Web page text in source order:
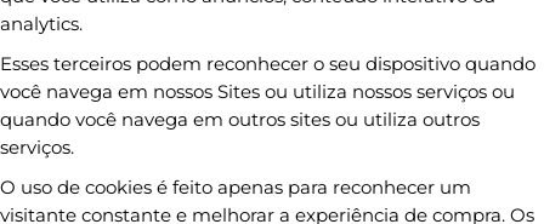
analytics.
Esses terceiros podem reconhecer o seu dispositivo quando
você navega em nossos Sites ou utiliza nossos serviços ou
quando você navega em outros sites ou utiliza outros
serviços.
O uso de cookies é feito apenas para reconhecer um
visitante constante e melhorar a experiência de compra. Os